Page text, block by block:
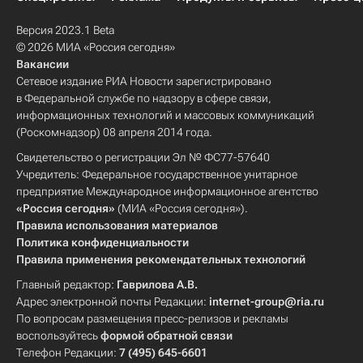
Версия 2023.1 Beta
© 2026 МИА «Россия сегодня»
Вакансии
Сетевое издание РИА Новости зарегистрировано
в Федеральной службе по надзору в сфере связи,
информационных технологий и массовых коммуникаций
(Роскомнадзор) 08 апреля 2014 года.
Свидетельство о регистрации Эл № ФС77-57640
Учредитель: Федеральное государственное унитарное
предприятие Международное информационное агентство
«Россия сегодня» (МИА «Россия сегодня»).
Правила использования материалов
Политика конфиденциальности
Правила применения рекомендательных технологий
Главный редактор: Гаврилова А.В.
Адрес электронной почты Редакции: internet-group@ria.ru
По вопросам размещения пресс-релизов и рекламы
воспользуйтесьформой обратной связи
Телефон Редакции: 7 (495) 645-6601